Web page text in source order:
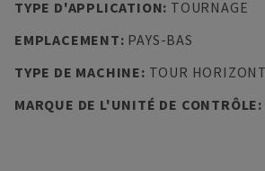
TYPE D'APPLICATION: TOURNAGE
EMPLACEMENT: PAYS-BAS
TYPE DE MACHINE: TOUR
MARQUE DE L'UNITÉ DE CONTRÔLE: